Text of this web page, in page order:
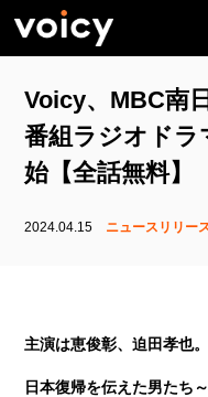
Voicy、MBC南
番組ラジオドラ
始【全話無料】
2024.04.15 ニュースリリー
主演は恵俊彰、迫田孝也
日本復帰を伝えた男たち～